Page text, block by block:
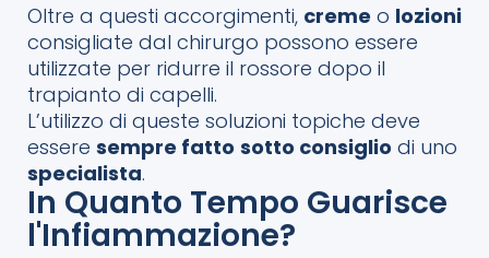
Oltre a questi accorgimenti, creme o lozioni
consigliate dal chirurgo possono essere
utilizzate per ridurre il rossore dopo il
trapianto di capelli.
L’utilizzo di queste soluzioni topiche deve
essere sempre fatto sotto consiglio di uno
specialista.
In Quanto Tempo Guarisce
l'Infiammazione?